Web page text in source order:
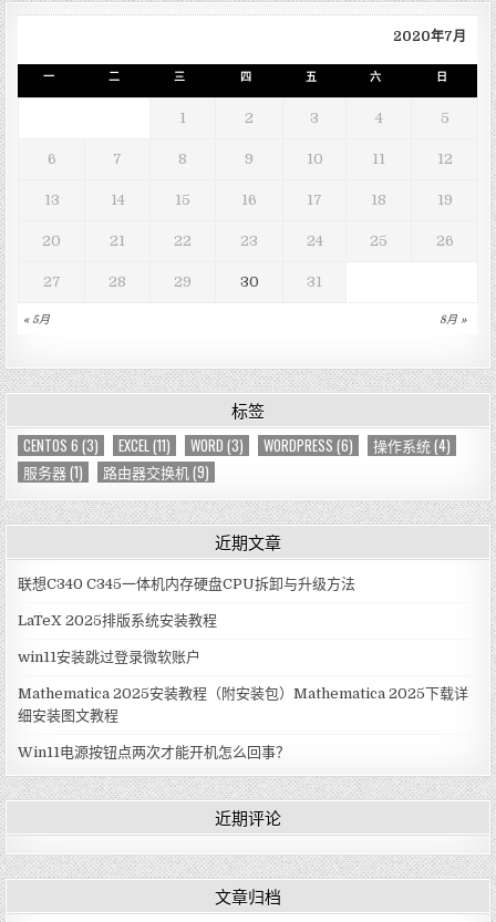
2020年7月
一 二 三 四 五 六 日
« 5月 8月 »
1 2 3 4 5
6 7 8 9 10 11 12
13 14 15 16 17 18 19
20 21 22 23 24 25 26
27 28 29 30 31
标签
CENTOS 6 (3) EXCEL (11) WORD (3) WORDPRESS (6) 操作系统(4)
服务器(1) 路由器交换机(9)
近期文章
联想C340 C345一体机内存硬盘CPU拆卸与升级方法
LaTeX 2025排版系统安装教程
win11安装跳过登录微软账户
Mathematica 2025安装教程（附安装包）Mathematica 2025下载详
细安装图文教程
Win11电源按钮点两次才能开机怎么回事？
近期评论
文章归档